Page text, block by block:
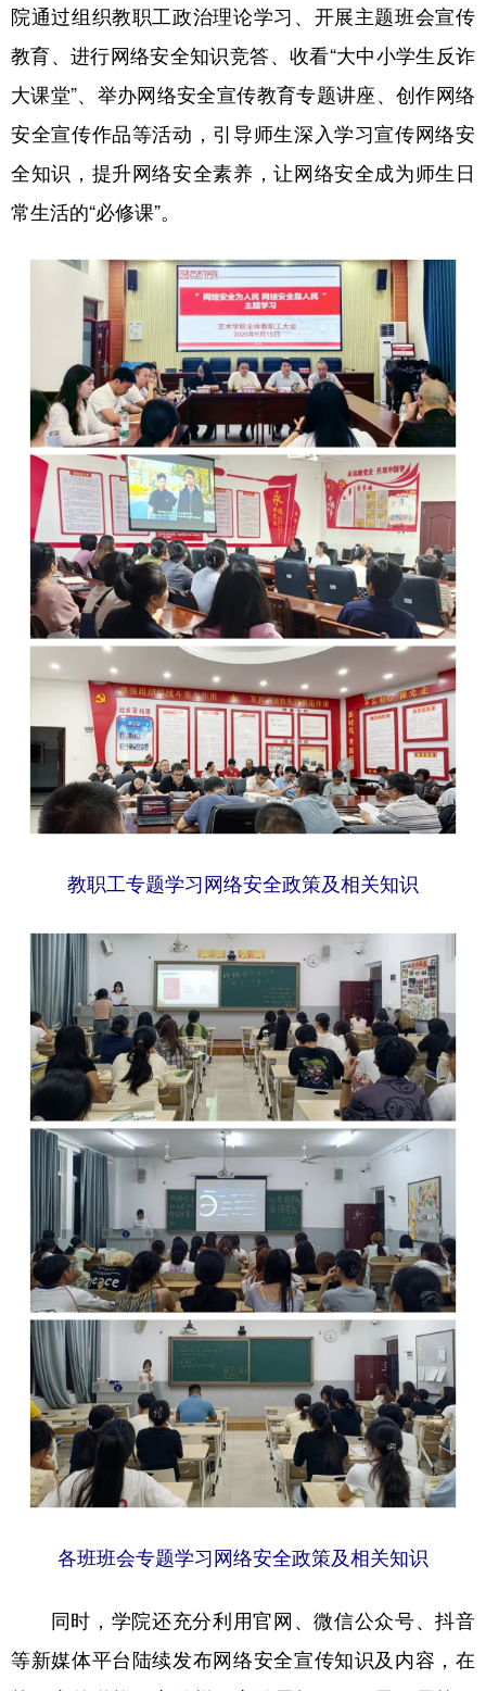
院通过组织教职工政治理论学习、开展主题班会宣传
教育、进行网络安全知识竞答、收看“大中小学生反诈
大课堂”、举办网络安全宣传教育专题讲座、创作网络
安全宣传作品等活动，引导师生深入学习宣传网络安
全知识，提升网络安全素养，让网络安全成为师生日
常生活的“必修课”。
教职工专题学习网络安全政策及相关知识
各班班会专题学习网络安全政策及相关知识
同时，学院还充分利用官网、微信公众号、抖音
等新媒体平台陆续发布网络安全宣传知识及内容，在